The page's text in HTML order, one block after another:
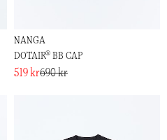
NANGA
DOTAIR® BB CAP
519 kr690 kr